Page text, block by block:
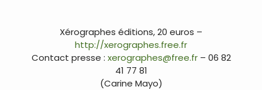
Xérographes éditions, 20 euros –
http://xerographes.free.fr
Contact presse : xerographes@free.fr– 06 82
41 77 81
(Carine Mayo)